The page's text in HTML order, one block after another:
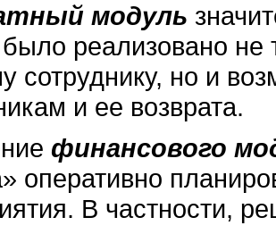
модуль
было реализовано
сотруднику, но и
и ее возврата.
финансового
оперативно
В частности,